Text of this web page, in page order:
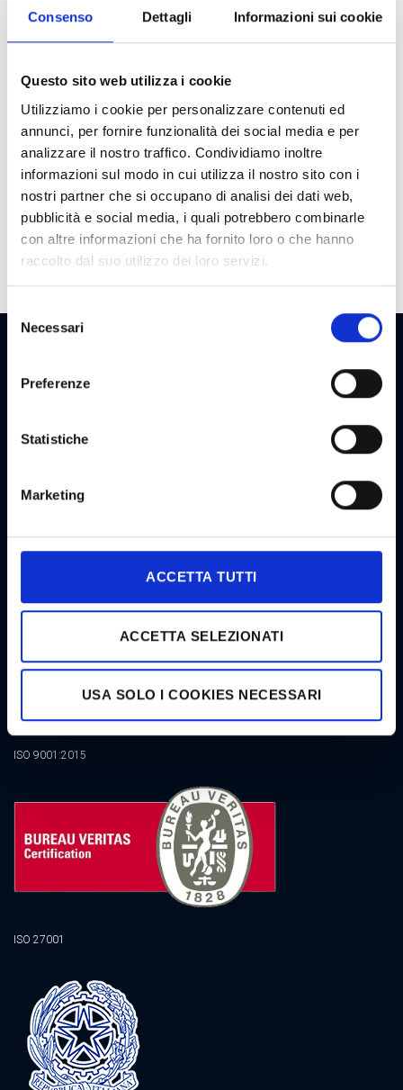
Consenso Dettagli Informazioni sui cookie
Questo sito web utilizza i cookie
Utilizziamo i cookie per personalizzare contenuti ed
annunci, per fornire funzionalità dei social media e per
analizzare il nostro traffico. Condividiamo inoltre
informazioni sul modo in cui utilizza il nostro sito con i
nostri partner che si occupano di analisi dei dati web,
pubblicità e social media, i quali potrebbero combinarle
con altre informazioni che ha fornito loro o che hanno
raccolto dal suo utilizzo dei loro servizi.
delNecessari
Preferenze
Statistiche
Marketing
ACCETTA TUTTI
ACCETTA SELEZIONATI
USA SOLO I COOKIES NECESSARI
Game
Cycle 40000
Payout 75
Bonuses
Expanding wild, Mystery, Freespin with
vertical activation, Two levels prize pick
bonus, Red/Black
NEWSLETTER
NEWSLETTER GOODSTAR
CERTIFICATIONS
ISO 9001:2015
ISO 27001